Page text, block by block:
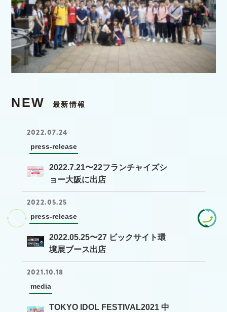
NEW 最新情報
2022.07.24
press-release
2022.7.21〜22フランチャイズシ
ョー大阪に出店
2022.05.25
press-release
2022.05.25〜27 ビックサイト環
境展ブース出店
2021.10.18
media
TOKYO IDOL FESTIVAL2021 中